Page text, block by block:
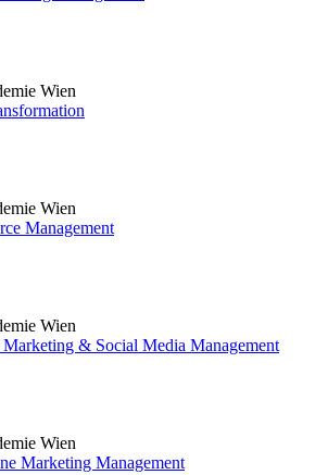
Wien
Wien
Management
Wien
& Social Media Management
Wien
Marketing Management